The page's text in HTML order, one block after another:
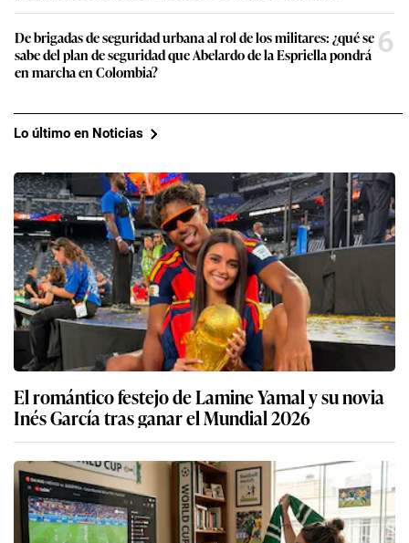
De brigadas de seguridad urbana al rol de los militares: ¿qué se
sabe del plan de seguridad que Abelardo de la Espriella pondrá
en marcha en Colombia?
6
Lo último en Noticias
El romántico festejo de Lamine Yamal y su novia
Inés García tras ganar el Mundial 2026